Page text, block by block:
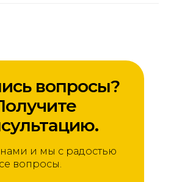
и мы с радостью
вопросы.
вопросы?